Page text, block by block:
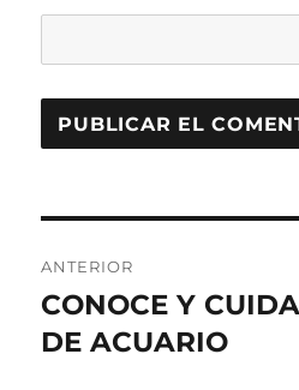
de
entradas
ANTERIOR
Entrada
anterior:
CONOCE Y
DE ACUARIO